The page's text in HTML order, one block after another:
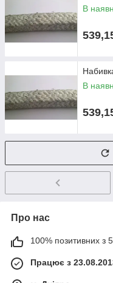
В
В
Про нас
100% позитивних з 5
Працює з